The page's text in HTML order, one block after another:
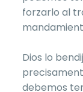
forzarlo al
Dios lo
debemos